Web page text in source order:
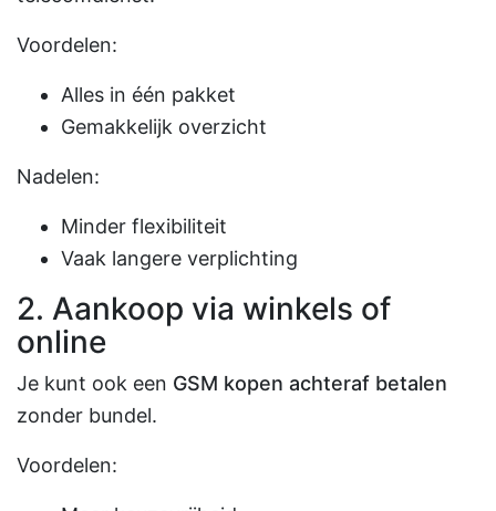
Voordelen:
Alles in één pakket
Gemakkelijk overzicht
Nadelen:
Minder flexibiliteit
Vaak langere verplichting
2. Aankoop via winkels of
online
Je kunt ook een GSM kopen achteraf betalen
zonder bundel.
Voordelen: